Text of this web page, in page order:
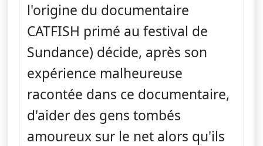
l'origine du documentaire
CATFISH primé au festival de
Sundance) décide, après son
expérience malheureuse
racontée dans ce documentaire,
d'aider des gens tombés
amoureux sur le net alors qu'ils